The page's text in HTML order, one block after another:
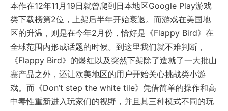
本作在12年11月19日就曾爬到日本地区Google Play游戏
类下载榜第2位，上架后半年开始衰退。而游戏在美国地
区的升温，则是在今年2月份，恰好是《Flappy Bird》在
全球范围内形成话题的时候。到这里我们就不难判断，
《Flappy Bird》的爆红以及突然下架除了造就了一大批山
寨产品之外，还让欧美地区的用户开始关心挑战类小游
戏。而《Don’t step the white tile》凭借简单的操作和高
中毒性重新进入玩家们的视野，并且其三种模式不同的玩